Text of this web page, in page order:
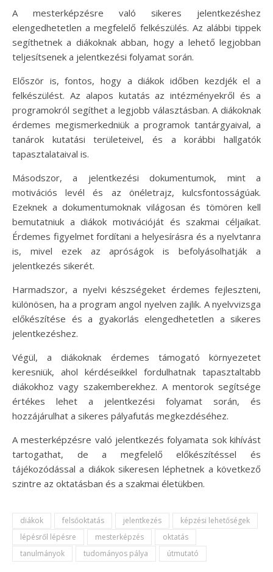
A mesterképzésre való sikeres jelentkezéshez
elengedhetetlen a megfelelő felkészülés. Az alábbi tippek
segíthetnek a diákoknak abban, hogy a lehető legjobban
teljesítsenek a jelentkezési folyamat során.
Először is, fontos, hogy a diákok időben kezdjék el a
felkészülést. Az alapos kutatás az intézményekről és a
programokról segíthet a legjobb választásban. A diákoknak
érdemes megismerkedniük a programok tantárgyaival, a
tanárok kutatási területeivel, és a korábbi hallgatók
tapasztalataival is.
Másodszor, a jelentkezési dokumentumok, mint a
motivációs levél és az önéletrajz, kulcsfontosságúak.
Ezeknek a dokumentumoknak világosan és tömören kell
bemutatniuk a diákok motivációját és szakmai céljaikat.
Érdemes figyelmet fordítani a helyesírásra és a nyelvtanra
is, mivel ezek az apróságok is befolyásolhatják a
jelentkezés sikerét.
Harmadszor, a nyelvi készségeket érdemes fejleszteni,
különösen, ha a program angol nyelven zajlik. A nyelvvizsga
előkészítése és a gyakorlás elengedhetetlen a sikeres
jelentkezéshez.
Végül, a diákoknak érdemes támogató környezetet
keresniük, ahol kérdéseikkel fordulhatnak tapasztaltabb
diákokhoz vagy szakemberekhez. A mentorok segítsége
értékes lehet a jelentkezési folyamat során, és
hozzájárulhat a sikeres pályafutás megkezdéséhez.
A mesterképzésre való jelentkezés folyamata sok kihívást
tartogathat, de a megfelelő előkészítéssel és
tájékozódással a diákok sikeresen léphetnek a következő
szintre az oktatásban és a szakmai életükben.
diákok felsőoktatás jelentkezés
képzési lehetőségek
lépésről lépésre
mesterképzés
oktatás
tanulmányok
tudományos pálya útmutató